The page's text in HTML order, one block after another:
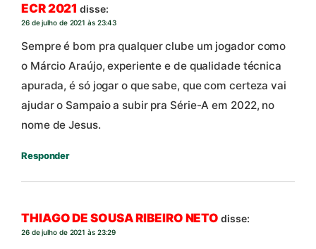
ECR 2021 disse:
26 de julho de 2021 às 23:43
Sempre é bom pra qualquer clube um jogador como
o Márcio Araújo, experiente e de qualidade técnica
apurada, é só jogar o que sabe, que com certeza vai
ajudar o Sampaio a subir pra Série-A em 2022, no
nome de Jesus.
Responder
THIAGO DE SOUSA RIBEIRO NETO disse:
26 de julho de 2021 às 23:29